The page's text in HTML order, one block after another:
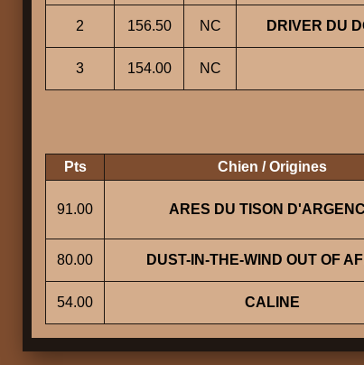
2 156.50 NC DRIVER DU
3 154.00 NC
Pts Chien / Origines
91.00 ARES DU TISON
80.00 DUST-IN-THE-WIND OUT OF
54.00 CALINE